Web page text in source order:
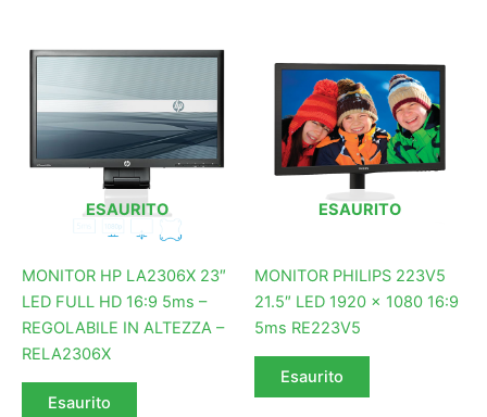
ESAURITO
MONITOR HP LA2306X 23″
LED FULL HD 16:9 5ms –
REGOLABILE IN ALTEZZA –
RELA2306X
Esaurito
ESAURITO
MONITOR PHILIPS 223V5
21.5″ LED 1920 x 1080 16:9
5ms RE223V5
Esaurito